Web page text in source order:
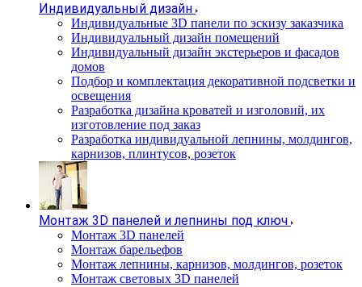
Индивидуальный дизайн
Индивидуальные 3D панели по эскизу заказчика
Индивидуальный дизайн помещений
Индивидуальный дизайн экстерьеров и фасадов
домов
Подбор и комплектация декоративной подсветки и
освещения
Разработка дизайна кроватей и изголовий, их
изготовление под заказ
Разработка индивидуальной лепнины, молдингов,
карнизов, плинтусов, розеток
Монтаж 3D панелей и лепнины под ключ
Монтаж 3D панелей
Монтаж барельефов
Монтаж лепнины, карнизов, молдингов, розеток
Монтаж световых 3D панелей